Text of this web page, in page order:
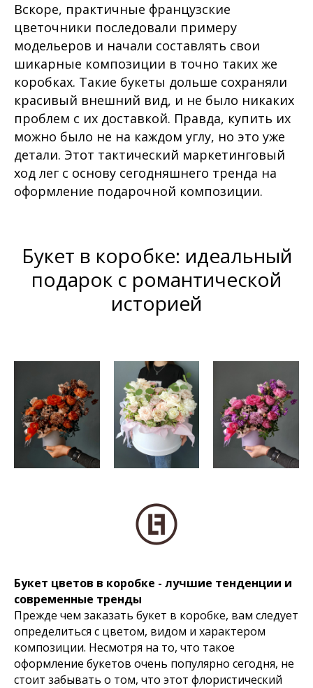
Вскоре, практичные французские
цветочники последовали примеру
модельеров и начали составлять свои
шикарные композиции в точно таких же
коробках. Такие букеты дольше сохраняли
красивый внешний вид, и не было никаких
проблем с их доставкой. Правда, купить их
можно было не на каждом углу, но это уже
детали. Этот тактический маркетинговый
ход лег с основу сегодняшнего тренда на
оформление подарочной композиции.
Букет в коробке: идеальный
подарок с романтической
историей
Букет цветов в коробке - лучшие тенденции и
современные тренды
Прежде чем заказать букет в коробке, вам следует
определиться с цветом, видом и характером
композиции. Несмотря на то, что такое
оформление букетов очень популярно сегодня, не
стоит забывать о том, что этот флористический